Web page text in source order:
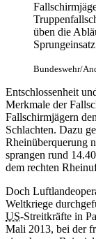
üben die
Bundeswehr/
Entschlossenheit
Merkmale der
Fallschirmjägern
Schlachten. Dazu
Rheinüberquerung
sprangen rund
dem rechten
Doch
Weltkriege
US-Streitkräfte in
Mali 2013, bei der